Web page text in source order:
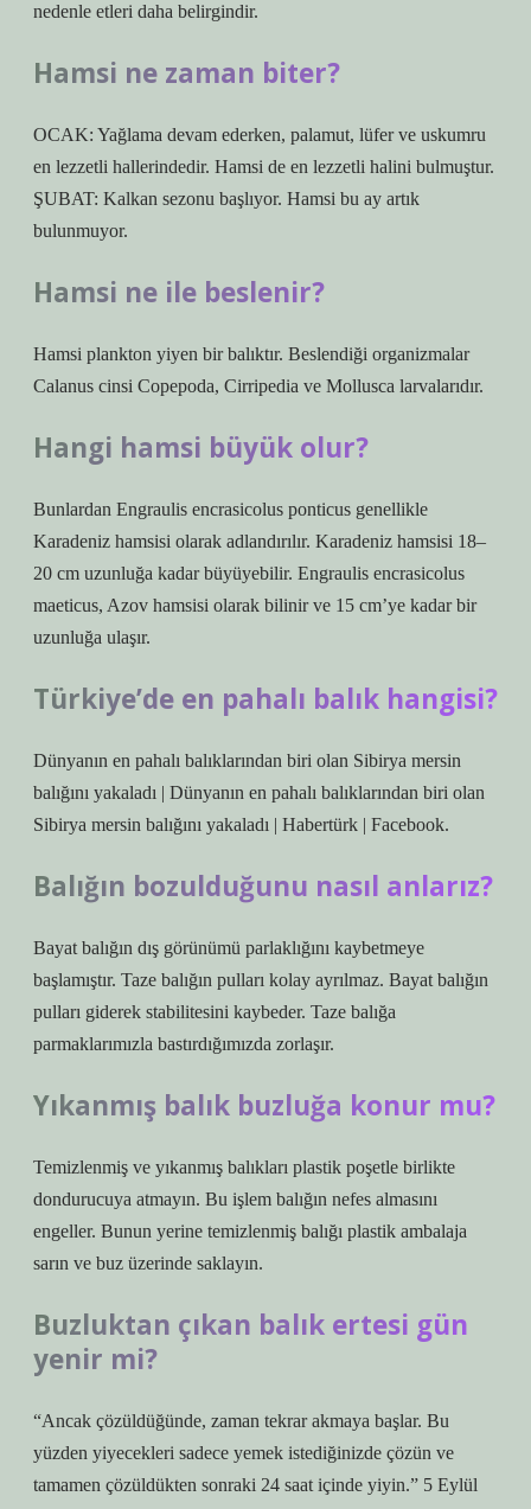
nedenle etleri daha belirgindir.
Hamsi ne zaman biter?
OCAK: Yağlama devam ederken, palamut, lüfer ve uskumru
en lezzetli hallerindedir. Hamsi de en lezzetli halini bulmuştur.
ŞUBAT: Kalkan sezonu başlıyor. Hamsi bu ay artık
bulunmuyor.
Hamsi ne ile beslenir?
Hamsi plankton yiyen bir balıktır. Beslendiği organizmalar
Calanus cinsi Copepoda, Cirripedia ve Mollusca larvalarıdır.
Hangi hamsi büyük olur?
Bunlardan Engraulis encrasicolus ponticus genellikle
Karadeniz hamsisi olarak adlandırılır. Karadeniz hamsisi 18–
20 cm uzunluğa kadar büyüyebilir. Engraulis encrasicolus
maeticus, Azov hamsisi olarak bilinir ve 15 cm’ye kadar bir
uzunluğa ulaşır.
Türkiye’de en pahalı balık hangisi?
Dünyanın en pahalı balıklarından biri olan Sibirya mersin
balığını yakaladı | Dünyanın en pahalı balıklarından biri olan
Sibirya mersin balığını yakaladı | Habertürk | Facebook.
Balığın bozulduğunu nasıl anlarız?
Bayat balığın dış görünümü parlaklığını kaybetmeye
başlamıştır. Taze balığın pulları kolay ayrılmaz. Bayat balığın
pulları giderek stabilitesini kaybeder. Taze balığa
parmaklarımızla bastırdığımızda zorlaşır.
Yıkanmış balık buzluğa konur mu?
Temizlenmiş ve yıkanmış balıkları plastik poşetle birlikte
dondurucuya atmayın. Bu işlem balığın nefes almasını
engeller. Bunun yerine temizlenmiş balığı plastik ambalaja
sarın ve buz üzerinde saklayın.
Buzluktan çıkan balık ertesi gün
yenir mi?
“Ancak çözüldüğünde, zaman tekrar akmaya başlar. Bu
yüzden yiyecekleri sadece yemek istediğinizde çözün ve
tamamen çözüldükten sonraki 24 saat içinde yiyin.” 5 Eylül